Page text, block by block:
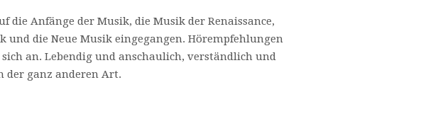
die Anfänge der Musik, die Musik der Renaissance,
und die Neue Musik eingegangen. Hörempfehlungen
an. Lebendig und anschaulich, verständlich und
der ganz anderen Art.